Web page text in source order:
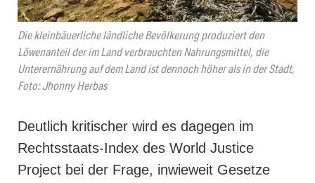
Die kleinbäuerliche ländliche Bevölkerung produziert den
Löwenanteil der im Land verbrauchten Nahrungsmittel, die
Unterernährung auf dem Land ist dennoch höher als in der Stadt,
Foto: Jhonny Herbas
Deutlich kritischer wird es dagegen im
Rechtsstaats-Index des World Justice
Project bei der Frage, inwieweit Gesetze